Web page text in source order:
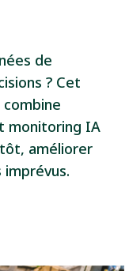
de
? Cet
monitoring IA
améliorer